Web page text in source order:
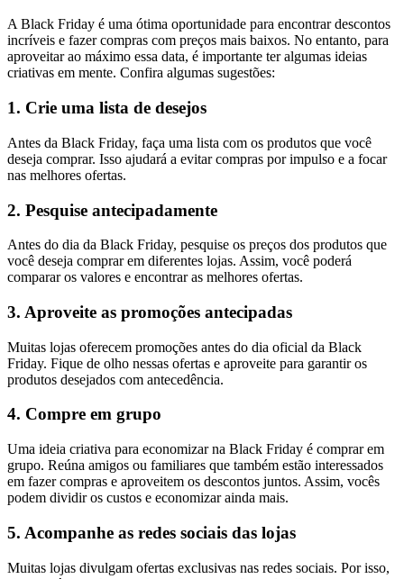
A Black Friday é uma ótima oportunidade para encontrar descontos
incríveis e fazer compras com preços mais baixos. No entanto, para
aproveitar ao máximo essa data, é importante ter algumas ideias
criativas em mente. Confira algumas sugestões:
1. Crie uma lista de desejos
Antes da Black Friday, faça uma lista com os produtos que você
deseja comprar. Isso ajudará a evitar compras por impulso e a focar
nas melhores ofertas.
2. Pesquise antecipadamente
Antes do dia da Black Friday, pesquise os preços dos produtos que
você deseja comprar em diferentes lojas. Assim, você poderá
comparar os valores e encontrar as melhores ofertas.
3. Aproveite as promoções antecipadas
Muitas lojas oferecem promoções antes do dia oficial da Black
Friday. Fique de olho nessas ofertas e aproveite para garantir os
produtos desejados com antecedência.
4. Compre em grupo
Uma ideia criativa para economizar na Black Friday é comprar em
grupo. Reúna amigos ou familiares que também estão interessados
em fazer compras e aproveitem os descontos juntos. Assim, vocês
podem dividir os custos e economizar ainda mais.
5. Acompanhe as redes sociais das lojas
Muitas lojas divulgam ofertas exclusivas nas redes sociais. Por isso,